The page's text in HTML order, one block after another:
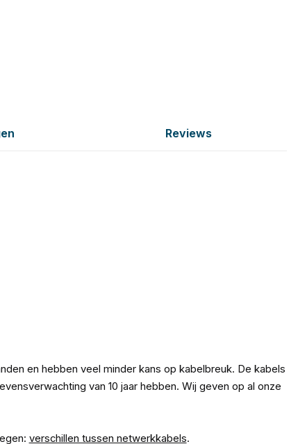
Reviews
en hebben veel minder kans op kabelbreuk. De kabels
van 10 jaar hebben. Wij geven op al onze
verschillen tussen netwerkkabels.